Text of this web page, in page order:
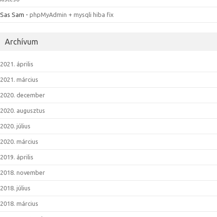
Sas Sam - phpMyAdmin + mysqli hiba fix
Archívum
2021. április
2021. március
2020. december
2020. augusztus
2020. július
2020. március
2019. április
2018. november
2018. július
2018. március